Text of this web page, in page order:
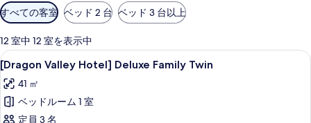
利
用
可
能
な
客
室
の
すべての客室 ベッド 2 台 ベッド 3 台以上
12 室中 12 室を表示中
[Dragon
Valley
Hotel]
Deluxe
遮光カーテン、WiFi (無料)、ベッドシ
11
[Dragon Valley Hotel] Deluxe Family Twin
41 ㎡
ベッドルーム 1 室
定員 3 名